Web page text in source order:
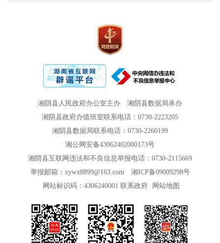
湘阴县人民政府办公室主办
湘阴县数据局承办
湘阴县政府办值班室联系电话：0730-2223205
湘阴县数据局联系电话：0730-2260199
湘公网安备43062402000173号
湘阴县互联网违法和不良信息举报电话：0730-2115669
举报邮箱：xywx8899@163.com
湘ICP备09009298号
网站标识码：4306240001 联系政府 网站地图